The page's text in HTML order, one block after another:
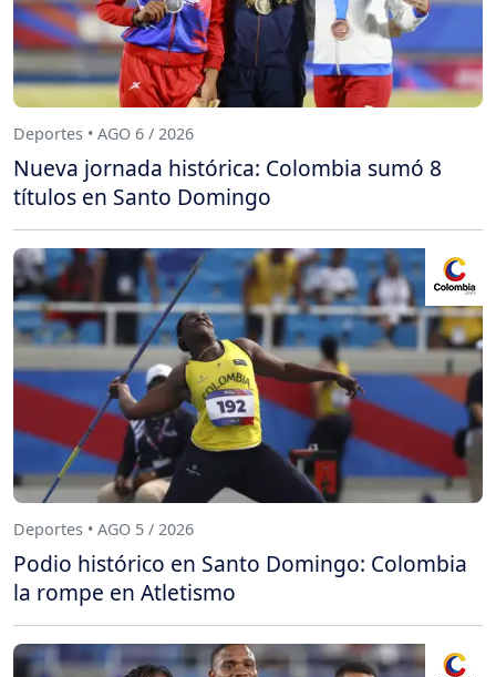
Deportes • AGO 6 / 2026
Nueva jornada histórica: Colombia sumó 8
títulos en Santo Domingo
Deportes • AGO 5 / 2026
Podio histórico en Santo Domingo: Colombia
la rompe en Atletismo